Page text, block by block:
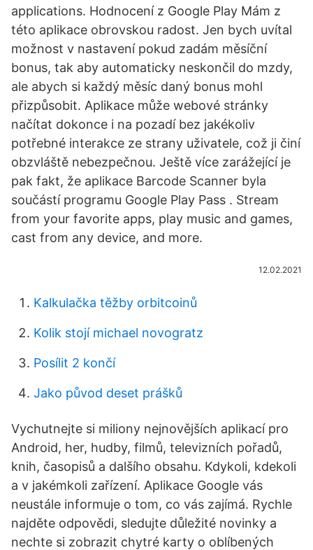
applications. Hodnocení z Google Play Mám z
této aplikace obrovskou radost. Jen bych uvítal
možnost v nastavení pokud zadám měsíční
bonus, tak aby automaticky neskončil do mzdy,
ale abych si každý měsíc daný bonus mohl
přizpůsobit. Aplikace může webové stránky
načítat dokonce i na pozadí bez jakékoliv
potřebné interakce ze strany uživatele, což ji činí
obzvláště nebezpečnou. Ještě více zarážející je
pak fakt, že aplikace Barcode Scanner byla
součástí programu Google Play Pass . Stream
from your favorite apps, play music and games,
cast from any device, and more.
12.02.2021
Kalkulačka těžby orbitcoinů
Kolik stojí michael novogratz
Posílit 2 končí
Jako původ deset prášků
Vychutnejte si miliony nejnovějších aplikací pro
Android, her, hudby, filmů, televizních pořadů,
knih, časopisů a dalšího obsahu. Kdykoli, kdekoli
a v jakémkoli zařízení. Aplikace Google vás
neustále informuje o tom, co vás zajímá. Rychle
najděte odpovědi, sledujte důležité novinky a
nechte si zobrazit chytré karty o oblíbených